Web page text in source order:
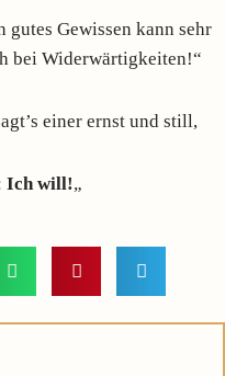
gutes Gewissen kann sehr
bei Widerwärtigkeiten!“
einer ernst und still,
Ich will!„